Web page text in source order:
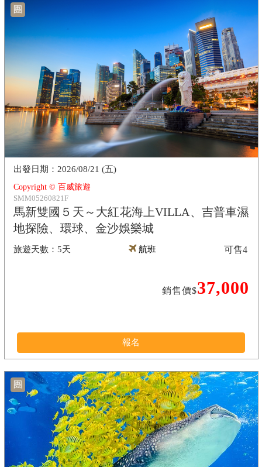
團
Copyright © 百威旅遊
SMM05260821F
馬新雙國５天～大紅花海上VILLA、吉普車濕
地探險、環球、金沙娛樂城
5天
2026/08/21 (五)
航班
銷售價$37,000
可售4
報名
團